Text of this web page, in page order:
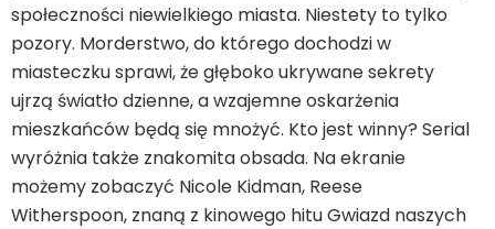
społeczności niewielkiego miasta. Niestety to tylko
pozory. Morderstwo, do którego dochodzi w
miasteczku sprawi, że głęboko ukrywane sekrety
ujrzą światło dzienne, a wzajemne oskarżenia
mieszkańców będą się mnożyć. Kto jest winny? Serial
wyróżnia także znakomita obsada. Na ekranie
możemy zobaczyć Nicole Kidman, Reese
Witherspoon, znaną z kinowego hitu Gwiazd naszych